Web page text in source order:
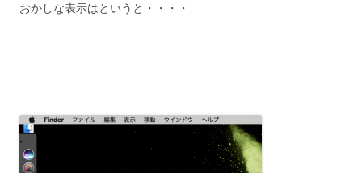
おかしな表示はというと・・・・